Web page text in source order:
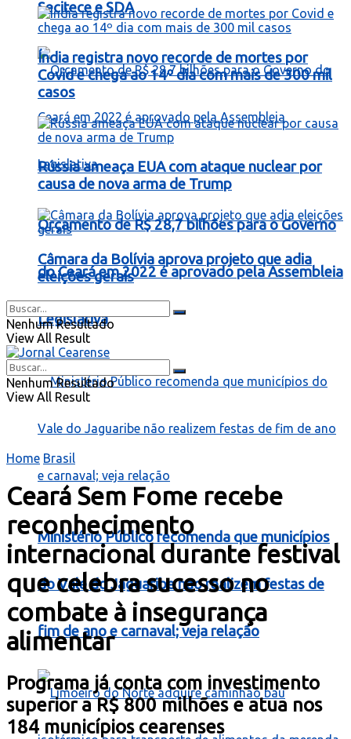
Secitece e SDA
Orçamento de R$ 28,7 bilhões para o Governo
do Ceará em 2022 é aprovado pela Assembleia
Legislativa
Ministério Público recomenda que municípios
do Vale do Jaguaribe não realizem festas de
fim de ano e carnaval; veja relação
Índia registra novo recorde de mortes por
Covid e chega ao 14º dia com mais de 300 mil
casos
Rússia ameaça EUA com ataque nuclear por
causa de nova arma de Trump
Câmara da Bolívia aprova projeto que adia
eleições gerais
Nenhum Resultado
View All Result
Nenhum Resultado
View All Result
Home Brasil
Ceará Sem Fome recebe
reconhecimento
internacional durante festival
que celebra sucesso no
combate à insegurança
alimentar
Programa já conta com investimento
superior a R$ 800 milhões e atua nos
184 municípios cearenses